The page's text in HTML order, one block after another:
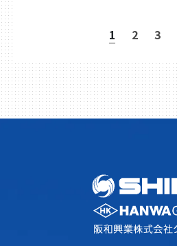
投
稿
ナ
ビ
ゲ
シ
ョ
ン
1 2 3